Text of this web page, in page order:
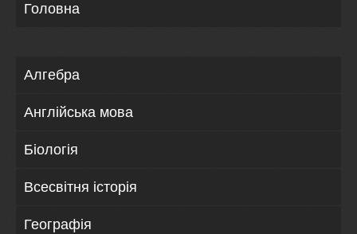
Головна
Алгебра
Англійська мова
Біологія
Всесвітня історія
Географія